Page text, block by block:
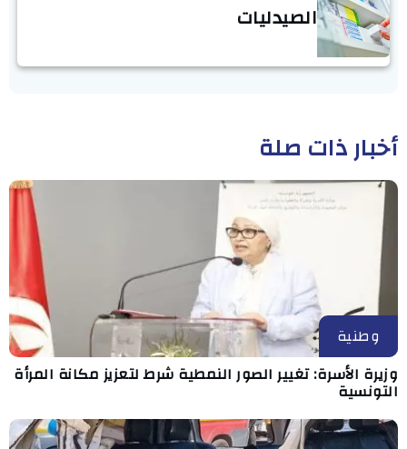
الصيدليات
أخبار ذات صلة
وطنية
وزيرة الأسرة: تغيير الصور النمطية شرط لتعزيز مكانة المرأة
التونسية